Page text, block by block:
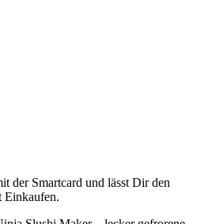
der Smartcard und lässt Dir den
Einkaufen.